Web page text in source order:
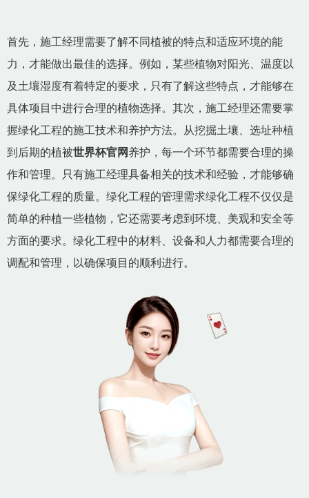
首先，施工经理需要了解不同植被的特点和适应环境的能
力，才能做出最佳的选择。例如，某些植物对阳光、温度以
及土壤湿度有着特定的要求，只有了解这些特点，才能够在
具体项目中进行合理的植物选择。其次，施工经理还需要掌
握绿化工程的施工技术和养护方法。从挖掘土壤、选址种植
到后期的植被世界杯官网 养护，每一个环节都需要合理的操
作和管理。只有施工经理具备相关的技术和经验，才能够确
保绿化工程的质量。绿化工程的管理需求绿化工程不仅仅是
简单的种植一些植物，它还需要考虑到环境、美观和安全等
方面的要求。绿化工程中的材料、设备和人力都需要合理的
调配和管理，以确保项目的顺利进行。